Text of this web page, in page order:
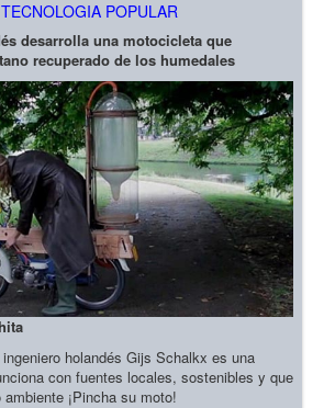
TECNOLOGIA POPULAR
desarrolla una motocicleta que
recuperado de los humedales
holandés Gijs Schalkx es una
con fuentes locales, sostenibles y que
¡Pincha su moto!